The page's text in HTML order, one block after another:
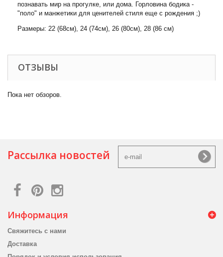
познавать мир на прогулке, или дома. Горловина бодика -
"поло" и манжетики для ценителей стиля еще с рождения ;)
Размеры: 22 (68см), 24 (74см), 26 (80см), 28 (86 см)
ОТЗЫВЫ
Пока нет обзоров.
Рассылка новостей
Информация
Свяжитесь с нами
Доставка